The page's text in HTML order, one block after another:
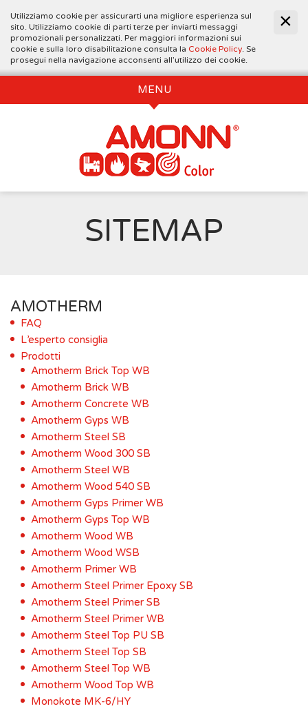
Utilizziamo cookie per assicurarti una migliore esperienza sul
sito. Utilizziamo cookie di parti terze per inviarti messaggi
promozionali personalizzati. Per maggiori informazioni sui
cookie e sulla loro disabilitazione consulta la Cookie Policy. Se
prosegui nella navigazione acconsenti all’utilizzo dei cookie.
MENU
SITEMAP
AMOTHERM
FAQ
L’esperto consiglia
Prodotti
Amotherm Brick Top WB
Amotherm Brick WB
Amotherm Concrete WB
Amotherm Gyps WB
Amotherm Steel SB
Amotherm Wood 300 SB
Amotherm Steel WB
Amotherm Wood 540 SB
Amotherm Gyps Primer WB
Amotherm Gyps Top WB
Amotherm Wood WB
Amotherm Wood WSB
Amotherm Primer WB
Amotherm Steel Primer Epoxy SB
Amotherm Steel Primer SB
Amotherm Steel Primer WB
Amotherm Steel Top PU SB
Amotherm Steel Top SB
Amotherm Steel Top WB
Amotherm Wood Top WB
Monokote MK-6/HY